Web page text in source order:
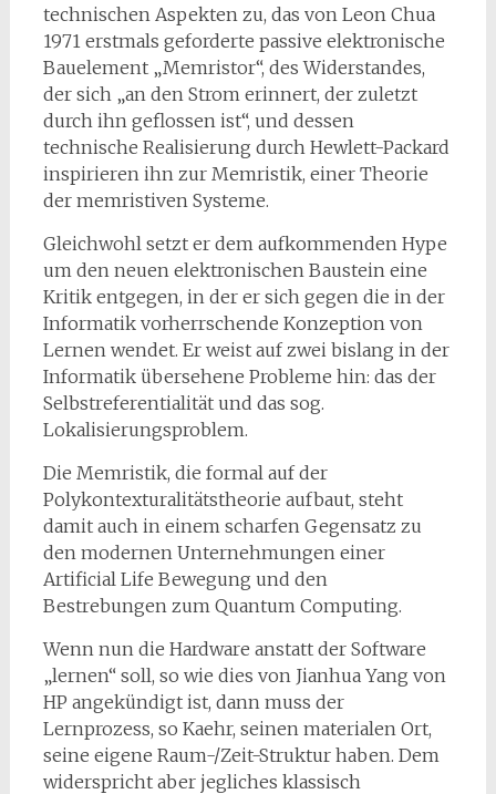
technischen Aspekten zu, das von Leon Chua
1971 erstmals geforderte passive elektronische
Bauelement „Memristor“, des Widerstandes,
der sich „an den Strom erinnert, der zuletzt
durch ihn geflossen ist“, und dessen
technische Realisierung durch Hewlett-Packard
inspirieren ihn zur Memristik, einer Theorie
der memristiven Systeme.
Gleichwohl setzt er dem aufkommenden Hype
um den neuen elektronischen Baustein eine
Kritik entgegen, in der er sich gegen die in der
Informatik vorherrschende Konzeption von
Lernen wendet. Er weist auf zwei bislang in der
Informatik übersehene Probleme hin: das der
Selbstreferentialität und das sog.
Lokalisierungsproblem.
Die Memristik, die formal auf der
Polykontexturalitätstheorie aufbaut, steht
damit auch in einem scharfen Gegensatz zu
den modernen Unternehmungen einer
Artificial Life Bewegung und den
Bestrebungen zum Quantum Computing.
Wenn nun die Hardware anstatt der Software
„lernen“ soll, so wie dies von Jianhua Yang von
HP angekündigt ist, dann muss der
Lernprozess, so Kaehr, seinen materialen Ort,
seine eigene Raum-/Zeit-Struktur haben. Dem
widerspricht aber jegliches klassisch